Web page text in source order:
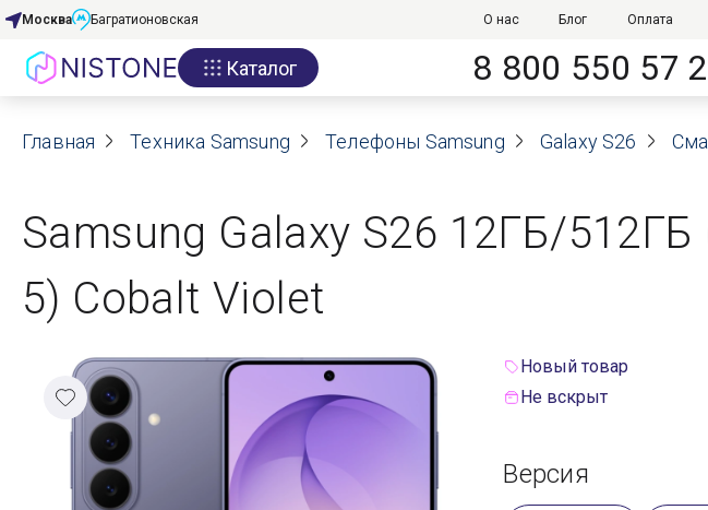
Акции
О нас
Договор оферты
Реквизиты
Контакты
Гарантия
Оплата
Москва Багратионовская О нас Блог Оплата
Каталог 8 800 550 57
Главная Техника Samsung Телефоны Samsung Galaxy S26
Samsung Galaxy S26 12ГБ/512ГБ
5) Cobalt Violet
Новый товар
Не вскрыт
Версия